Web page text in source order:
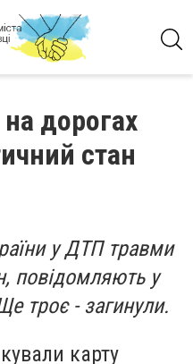
дорогах
стан
у ДТП травми
повідомляють у
троє - загинули.
карту